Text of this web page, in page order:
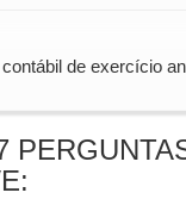
de exercício